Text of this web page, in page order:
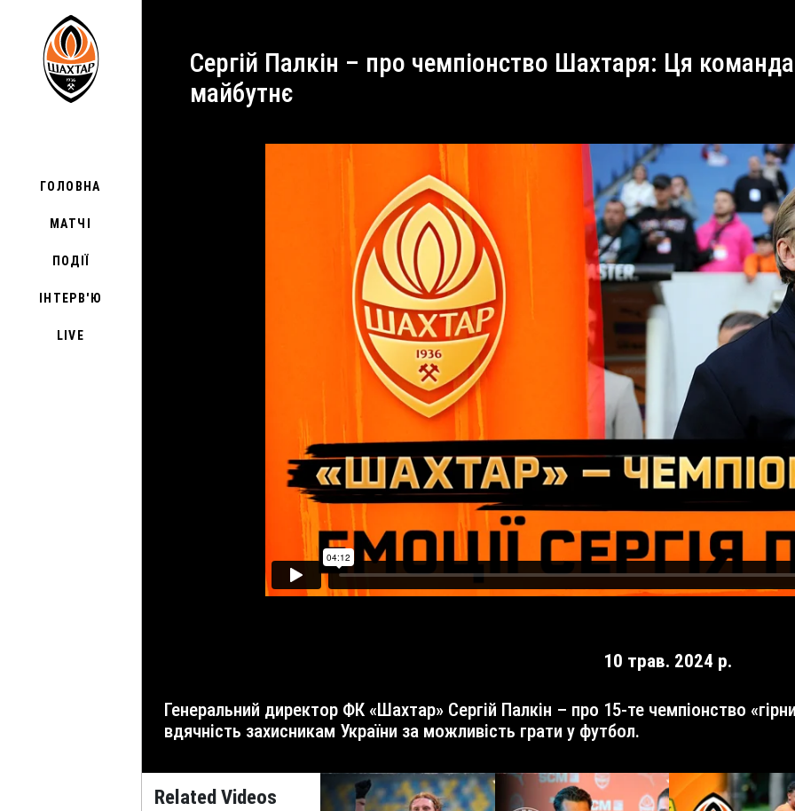
ГОЛОВНА
МАТЧІ
ПОДІЇ
ІНТЕРВ'Ю
LIVE
Сергій Палкін – про чемпіонство Шахтаря: Ця команда та цей тренер мають велике
майбутнє
10 трав. 2024 р.
Генеральний директор ФК «Шахтар» Сергій Палкін – про 15-те чемпіонство «гірників», емоції, перемогу над «Динамо» та
вдячність захисникам України за можливість грати у футбол.
Related Videos